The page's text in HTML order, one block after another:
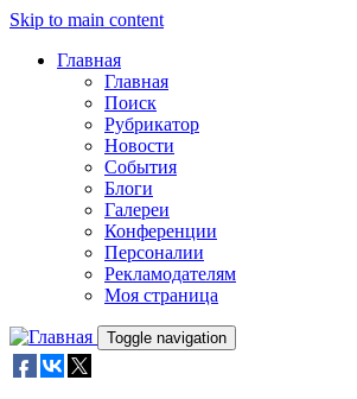
Skip to main content
Главная
Главная
Поиск
Рубрикатор
Новости
События
Блоги
Галереи
Конференции
Персоналии
Рекламодателям
Моя страница
Toggle navigation